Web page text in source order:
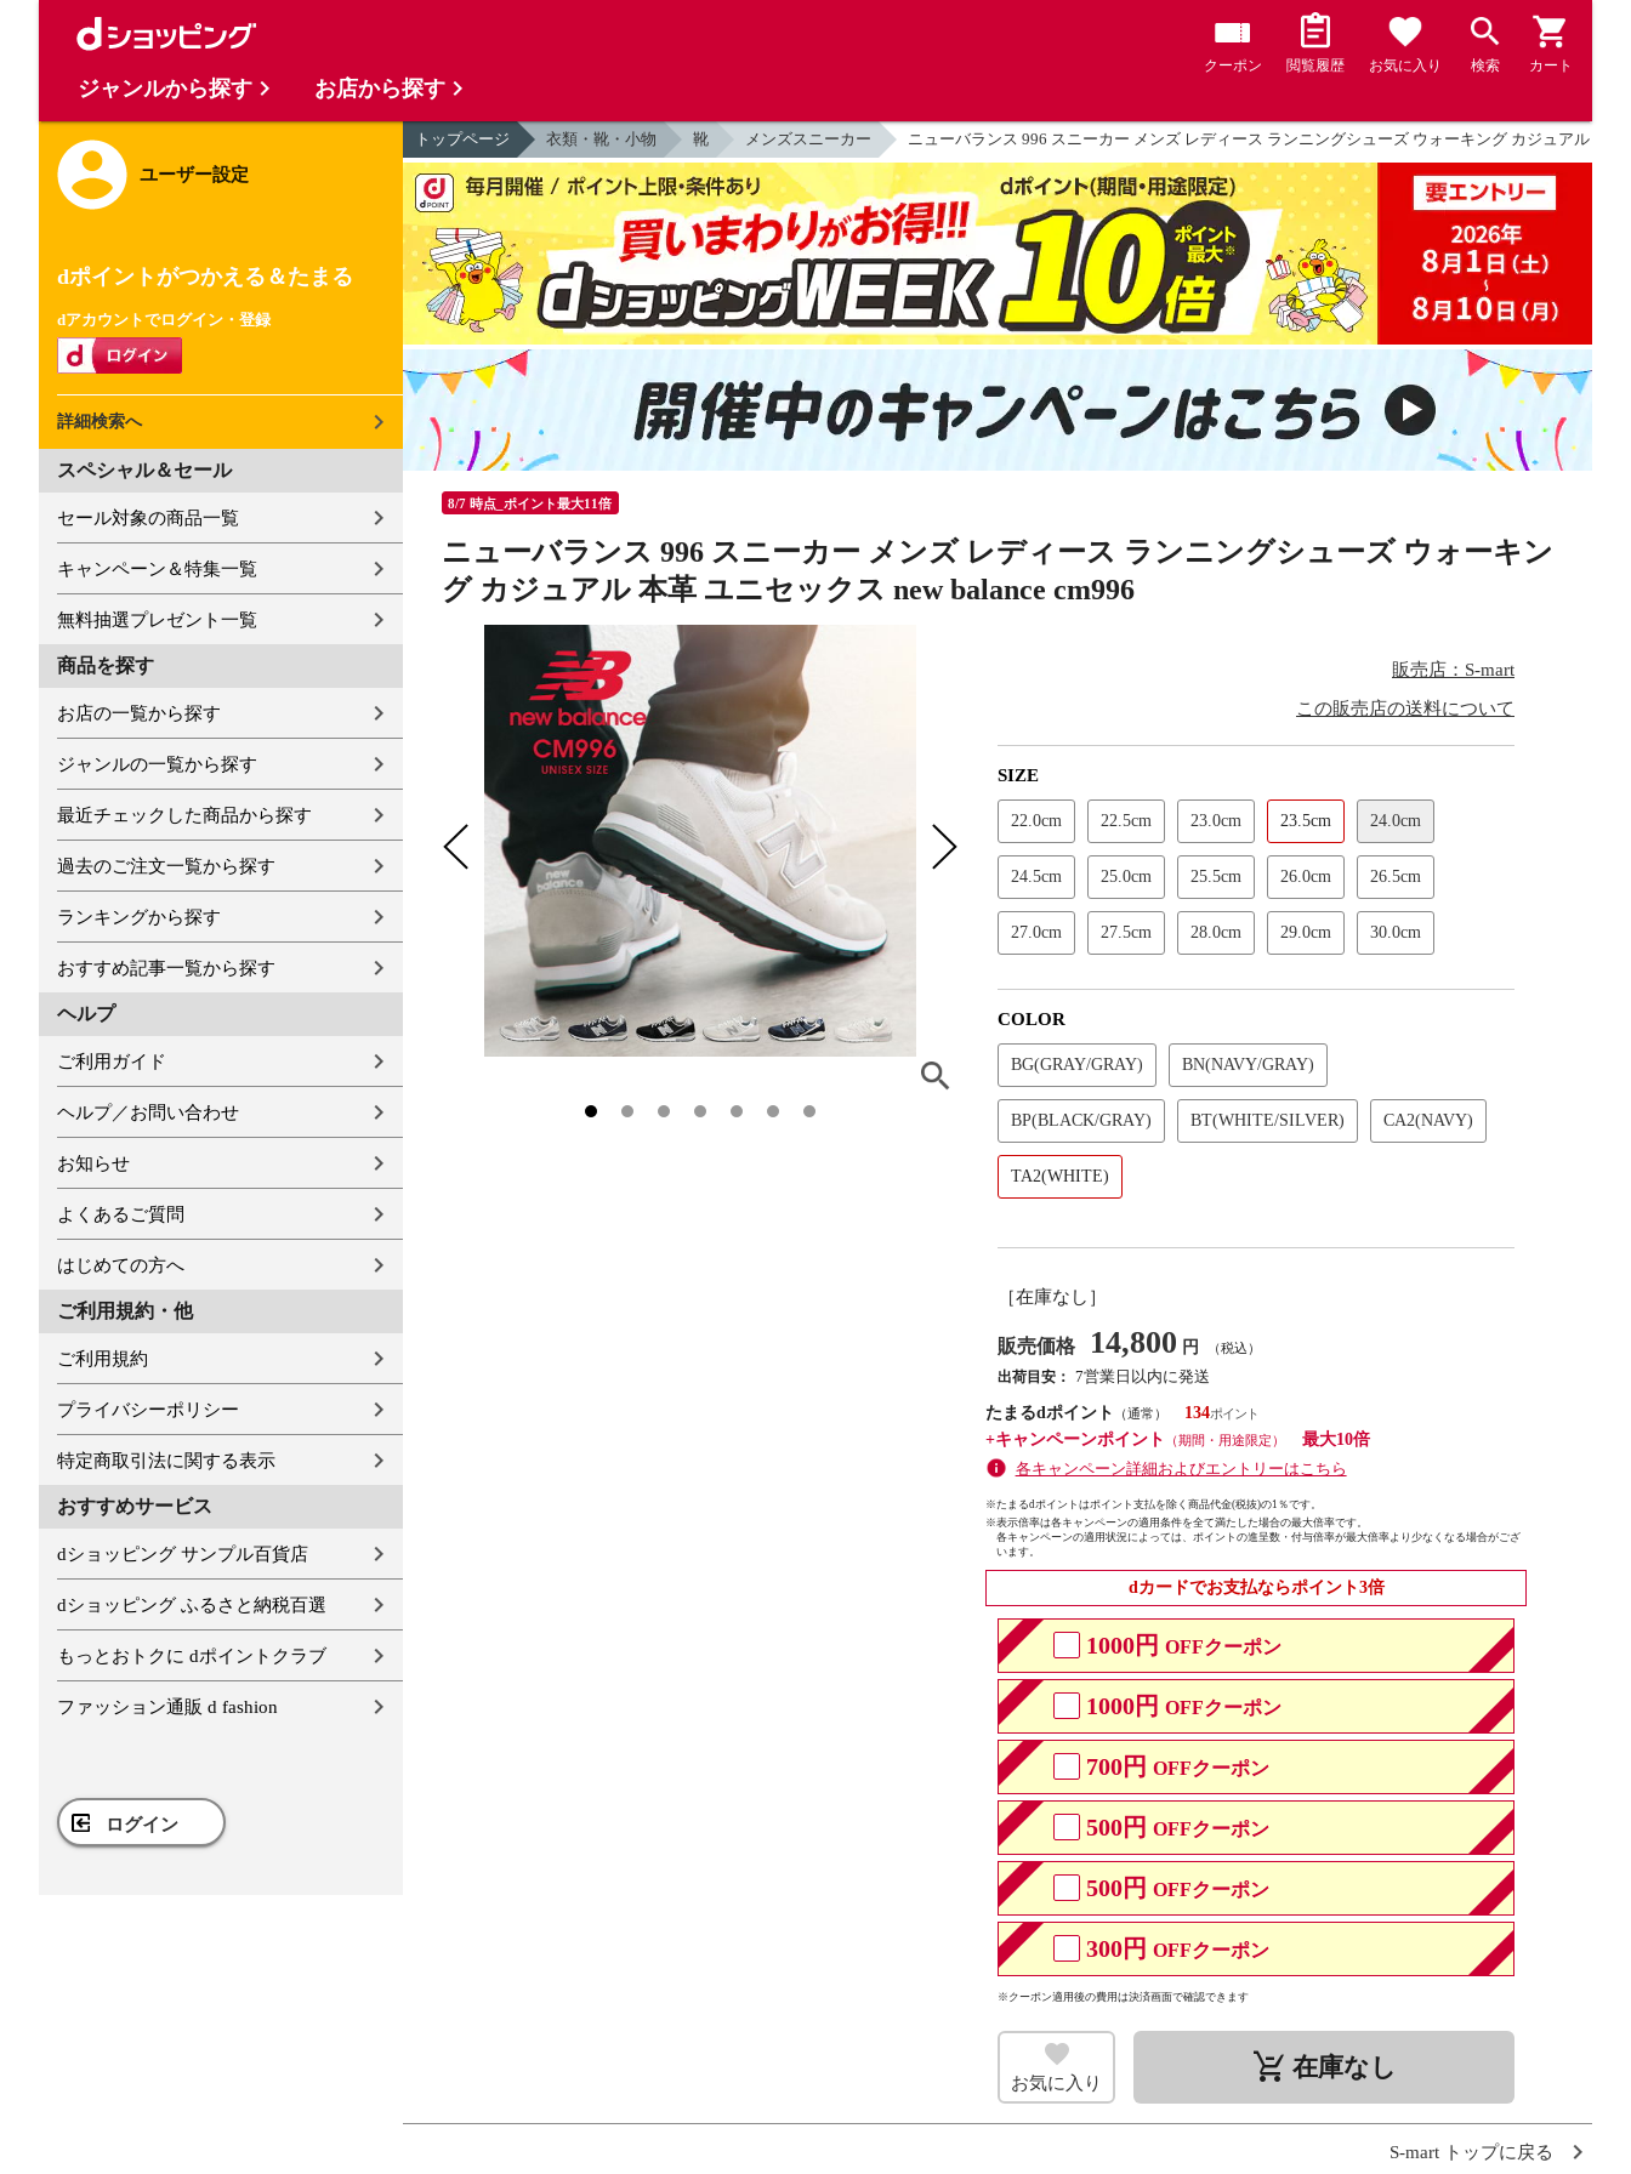
クーポン 閲覧履歴 お気に入り 検索 カート
ユーザー設定
dポイントがつかえる＆たまる
dアカウントでログイン・登録
詳細検索へ
スペシャル＆セール
セール対象の商品一覧
キャンペーン＆特集一覧
無料抽選プレゼント一覧
商品を探す
お店の一覧から探す
ジャンルの一覧から探す
最近チェックした商品から探す
過去のご注文一覧から探す
ランキングから探す
おすすめ記事一覧から探す
ヘルプ
ご利用ガイド
ヘルプ／お問い合わせ
お知らせ
よくあるご質問
はじめての方へ
ご利用規約・他
ご利用規約
プライバシーポリシー
特定商取引法に関する表示
おすすめサービス
dショッピング サンプル百貨店
dショッピング ふるさと納税百選
もっとおトクに dポイントクラブ
ファッション通販 d fashion
ログイン
トップページ 衣類・靴・小物 靴 メンズスニーカー ニューバランス 996 スニーカー メンズ レディース ランニングシューズ ウォーキング カジュアル 本革
8/7 時点_ポイント最大11倍
ニューバランス 996 スニーカー メンズ レディース ランニングシューズ ウォーキン
グ カジュアル 本革 ユニセックス new balance cm996
販売店：S-mart
この販売店の送料について
SIZE
22.0cm 22.5cm 23.0cm 23.5cm 24.0cm
24.5cm 25.0cm 25.5cm 26.0cm 26.5cm
27.0cm 27.5cm 28.0cm 29.0cm 30.0cm
COLOR
BG(GRAY/GRAY) BN(NAVY/GRAY)
BP(BLACK/GRAY) BT(WHITE/SILVER) CA2(NAVY)
TA2(WHITE)
［在庫なし］
販売価格 14,800 円 （税込）
出荷目安： 7営業日以内に発送
たまるdポイント
（通常）
134
+キャンペーンポイント
（期間・用途限定）
最大10倍
各キャンペーン詳細およびエントリーはこちら
※たまるdポイントはポイント支払を除く商品代金(税抜)の1％です。
※表示倍率は各キャンペーンの適用条件を全て満たした場合の最大倍率です。
各キャンペーンの適用状況によっては、ポイントの進呈数・付与倍率が最大倍率より少なくなる場合がござ
います。
dカードでお支払ならポイント3倍
1000円 OFFクーポン
1000円 OFFクーポン
700円 OFFクーポン
500円 OFFクーポン
500円 OFFクーポン
300円 OFFクーポン
※クーポン適用後の費用は決済画面で確認できます
お気に入り remove_shopping_cart 在庫なし
S-mart トップに戻る
ジャンルから探す お店から探す